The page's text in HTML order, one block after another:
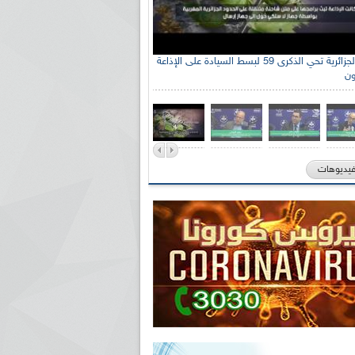
الإذاعة الجزائرية تحي الذكرى 59 لبسط السيادة على الإذاعة